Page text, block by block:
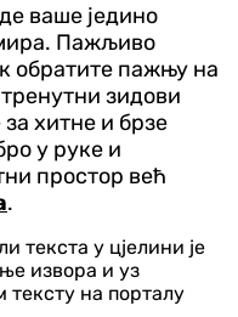
ваше једино
Пажљиво
обратите пажњу на
зидови
за хитне и брзе
у руке и
простор већ
.
текста у цјелини је
извора и уз
на порталу